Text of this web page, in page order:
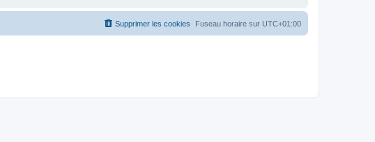
Fuseau horaire sur UTC+01:00
Supprimer les cookies